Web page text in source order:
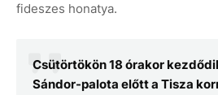
fideszes honatya.
Csütörtökön 18 órakor
Sándor-palota előtt a Tisza